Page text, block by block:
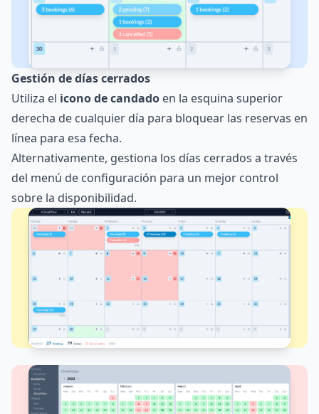
Gestión de días cerrados
Utiliza el icono de candado en la esquina superior
derecha de cualquier día para bloquear las reservas en
línea para esa fecha.
Alternativamente, gestiona los días cerrados a través
del menú de configuración para un mejor control
sobre la disponibilidad.